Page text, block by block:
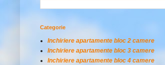
Categorie
Inchiriere apartamente bloc 2 camere
Inchiriere apartamente bloc 3 camere
Inchiriere apartamente bloc 4 camere